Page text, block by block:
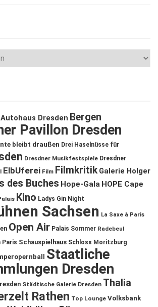
Autohaus Dresden Bergen
Pavillon Dresden
bleibt draußen Drei Haselnüsse für
Dresdner Musikfestspiele Dresdner
ElbUferei Film Filmkritik Galerie Holger
des Buches Hope-Gala HOPE Cape
Kino Ladys Gin Night
Sachsen La Saxe à Paris
Open Air Palais Sommer Radebeul
Paris Schauspielhaus Schloss Moritzburg
Staatliche
Dresden
Städtische Galerie Dresden Thalia
Rathen Top Lounge Volksbank